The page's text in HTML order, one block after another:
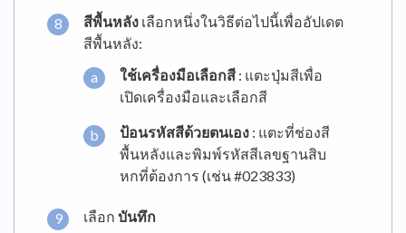
สีพื้นหลัง เลือกหนึ่งในวิธีต่อไปนี้เพื่ออัปเดต
สีพื้นหลัง:
ใช้เครื่องมือเลือกสี : แตะปุ่มสีเพื่อ
เปิดเครื่องมือและเลือกสี
ป้อนรหัสสีด้วยตนเอง : แตะที่ช่องสี
พื้นหลังและพิมพ์รหัสสีเลขฐานสิบ
หกที่ต้องการ (เช่น #023833)
เลือก บันทึก